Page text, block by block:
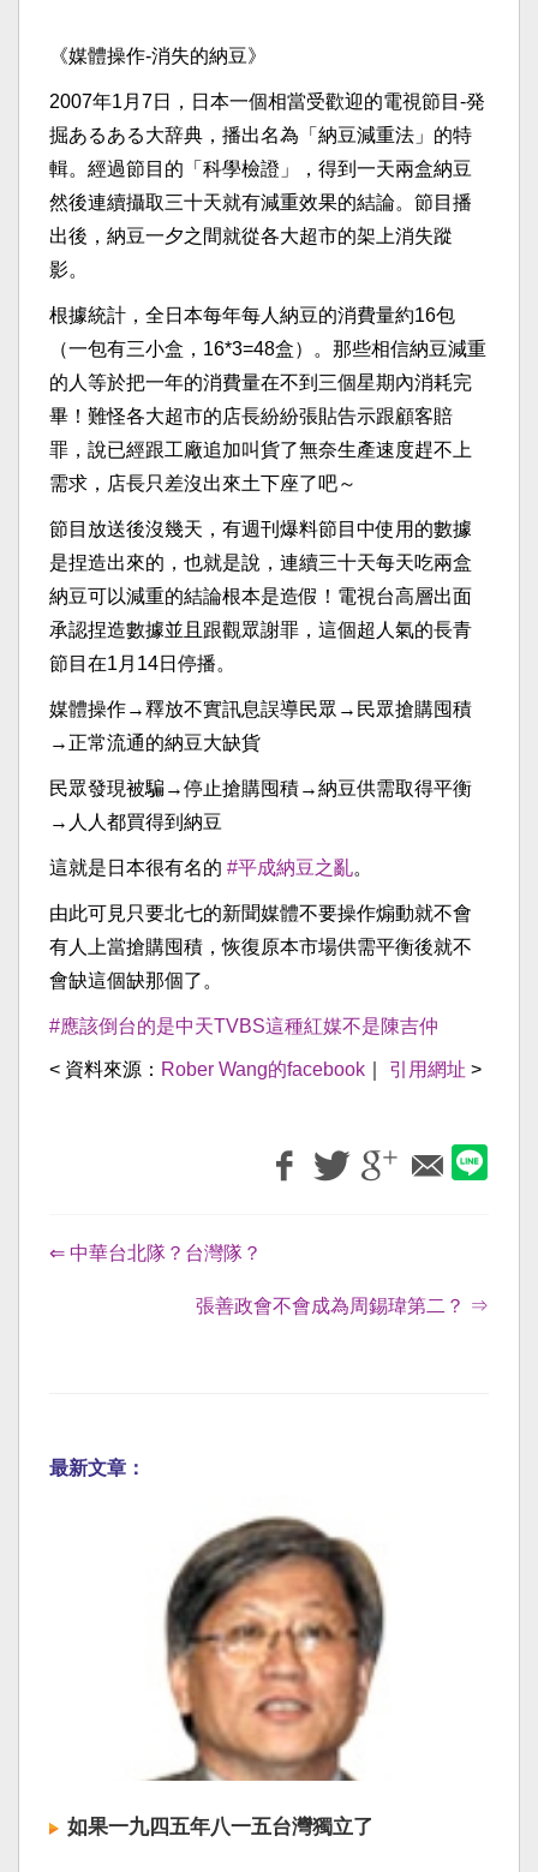
《媒體操作-消失的納豆》
2007年1月7日，日本一個相當受歡迎的電視節目-発
掘あるある大辞典，播出名為「納豆減重法」的特
輯。經過節目的「科學檢證」，得到一天兩盒納豆
然後連續攝取三十天就有減重效果的結論。節目播
出後，納豆一夕之間就從各大超市的架上消失蹤
影。
根據統計，全日本每年每人納豆的消費量約16包
（一包有三小盒，16*3=48盒）。那些相信納豆減重
的人等於把一年的消費量在不到三個星期內消耗完
畢！難怪各大超市的店長紛紛張貼告示跟顧客賠
罪，說已經跟工廠追加叫貨了無奈生產速度趕不上
需求，店長只差沒出來土下座了吧～
節目放送後沒幾天，有週刊爆料節目中使用的數據
是捏造出來的，也就是說，連續三十天每天吃兩盒
納豆可以減重的結論根本是造假！電視台高層出面
承認捏造數據並且跟觀眾謝罪，這個超人氣的長青
節目在1月14日停播。
媒體操作→釋放不實訊息誤導民眾→民眾搶購囤積
→正常流通的納豆大缺貨
民眾發現被騙→停止搶購囤積→納豆供需取得平衡
→人人都買得到納豆
這就是日本很有名的 #平成納豆之亂。
由此可見只要北七的新聞媒體不要操作煽動就不會
有人上當搶購囤積，恢復原本市場供需平衡後就不
會缺這個缺那個了。
#應該倒台的是中天TVBS這種紅媒不是陳吉仲
< 資料來源： Rober Wang的facebook 引用網址 >
⇐ 中華台北隊？台灣隊？
張善政會不會成為周錫瑋第二？ ⇒
最新文章：
如果一九四五年八一五台灣獨立了